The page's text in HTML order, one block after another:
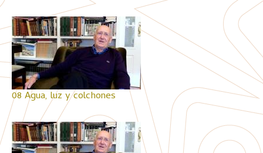
08 Agua, luz y colchones